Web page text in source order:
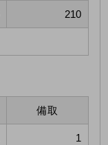
210
備取
1